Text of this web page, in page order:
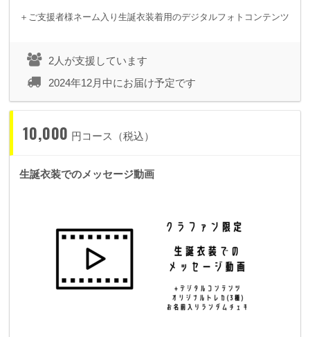
＋ご支援者様ネーム入り生誕衣装着用のデジタルフォトコンテンツ
2人が支援しています
2024年12月中にお届け予定です
10,000 円コース（税込）
生誕衣装でのメッセージ動画